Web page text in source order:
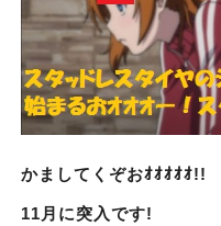
かましてくぞおｵｵｵｵｵ!!
11月に突入です!